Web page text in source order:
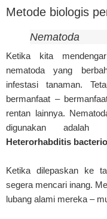
Metode biologis
Nematoda
Ketika kita
nematoda yang
infestasi tanaman.
bermanfaat –
rentan lainnya.
digunakan adalah
Heterorhabditis
Ketika dilepaskan ke
segera mencari inang.
lubang alami mereka –